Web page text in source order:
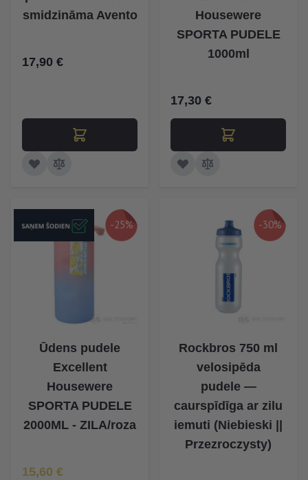
smidzināma Avento
17,90 €
Housewere
SPORTA PUDELE
1000ml
17,30 €
-25%
Ūdens pudele
Excellent
Housewere
SPORTA PUDELE
2000ML - ZILA/roza
Īpaša Cena
15,60 €
-30%
Rockbros 750 ml
velosipēda
pudele —
caurspīdīga ar zilu
iemuti (Niebieski ||
Przezroczysty)